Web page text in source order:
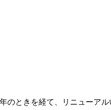
ときを経て、リニューアル